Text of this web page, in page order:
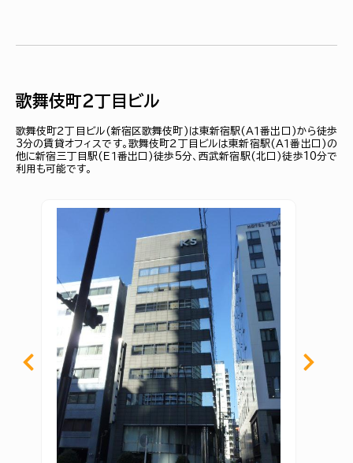
歌舞伎町２丁目ビル
歌舞伎町２丁目ビル(新宿区歌舞伎町)は東新宿駅(Ａ１番出口)から徒歩
3分の賃貸オフィスです。歌舞伎町２丁目ビルは東新宿駅(Ａ１番出口)の
他に新宿三丁目駅(Ｅ１番出口)徒歩5分、西武新宿駅(北口)徒歩10分で
利用も可能です。